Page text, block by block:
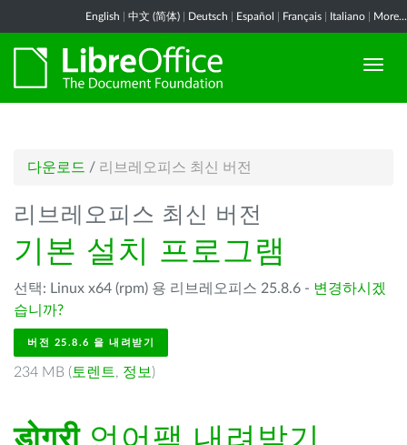
English 中文 (简体) Deutsch Español Français Italiano More...
다운로드 / 리브레오피스 최신 버전
리브레오피스 최신 버전
기본 설치 프로그램
선택: Linux x64 (rpm) 용 리브레오피스 25.8.6 - 변경하시겠
습니까?
버전 25.8.6 을 내려받기
234 MB ( 토렌트, 정보 )